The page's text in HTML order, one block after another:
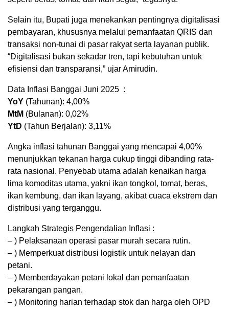
Selain itu, Bupati juga menekankan pentingnya digitalisasi
pembayaran, khususnya melalui pemanfaatan QRIS dan
transaksi non-tunai di pasar rakyat serta layanan publik.
“Digitalisasi bukan sekadar tren, tapi kebutuhan untuk
efisiensi dan transparansi,” ujar Amirudin.
Data Inflasi Banggai Juni 2025 :
YoY (Tahunan): 4,00%
MtM (Bulanan): 0,02%
YtD (Tahun Berjalan): 3,11%
Angka inflasi tahunan Banggai yang mencapai 4,00%
menunjukkan tekanan harga cukup tinggi dibanding rata-
rata nasional. Penyebab utama adalah kenaikan harga
lima komoditas utama, yakni ikan tongkol, tomat, beras,
ikan kembung, dan ikan layang, akibat cuaca ekstrem dan
distribusi yang terganggu.
Langkah Strategis Pengendalian Inflasi :
– ) Pelaksanaan operasi pasar murah secara rutin.
– ) Memperkuat distribusi logistik untuk nelayan dan
petani.
– ) Memberdayakan petani lokal dan pemanfaatan
pekarangan pangan.
– ) Monitoring harian terhadap stok dan harga oleh OPD